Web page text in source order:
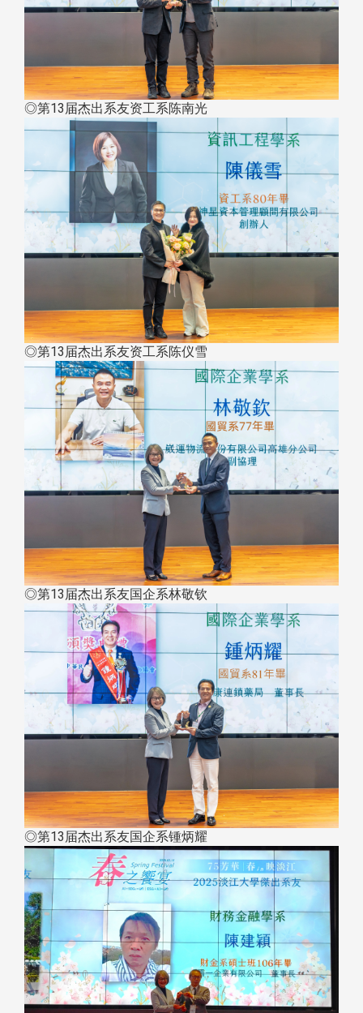
◎第13届杰出系友资工系陈南光
◎第13届杰出系友资工系陈仪雪
◎第13届杰出系友国企系林敬钦
◎第13届杰出系友国企系锺炳耀